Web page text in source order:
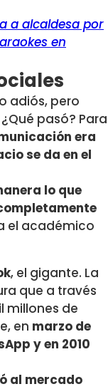
a alcaldesa por
en
adiós, pero
¿Qué pasó? Para
era
se da en el
lo que
el académico
, el gigante. La
que a través
millones de
en marzo de
y en 2010
al mercado